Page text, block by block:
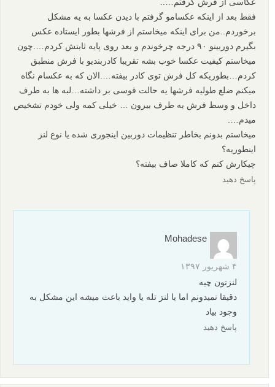
فقط بعد از اینکه عکسامو گرفتم با دیدن عکسا به یه مشکل
برخوردم..من برای اینکه میخاستم از فرشها بطور ایستاده عکس
بگیرم دوربینو ۹۰ درجه چرخوندم و بعد روی پایه ثابتش کردم….چون
میخاستم کیفیت عکسا خوب بشه تقریبا کادربندیو با فرش منطبق
کردم…بطوریکه کل فرش توی کادر بیفته….الان که به عکسام نگاه
میکنم ضلع طولیه فرشها یه حالت قوسی بر داشته…لبه ها به طرف
داخل و وسط فرش به طرف بیرون … خیلی کمه ولی خودم تشخیص
میدم….
میخاستم بدونم بخاطر تنظیمات دوربین اینجوری شده یا نوع لنز
اینطوریه؟
چیکارش کنم که کاملا صاف بیفته؟
پاسخ دهید
Mohadese
۴ شهریور ۱۳۹۷
لنزتون چیه
دقیقا نمیدونم اما یا لنز تله یا واید باعث میشه این مشکل به
وجود بیاد
پاسخ دهید